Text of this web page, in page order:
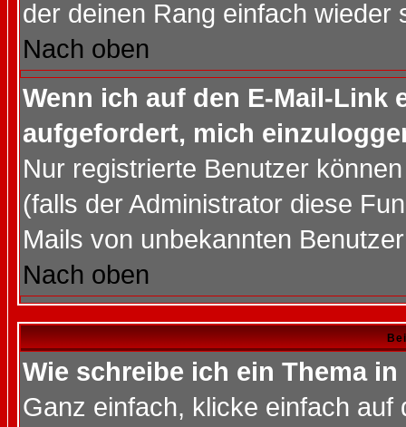
der deinen Rang einfach wieder
Nach oben
Wenn ich auf den E-Mail-Link
aufgefordert, mich
Nur registrierte Benutzer
(falls der Administrator diese
Mails von unbekannten
Nach oben
Wie schreibe ich ein Thema
Ganz einfach, klicke einfach